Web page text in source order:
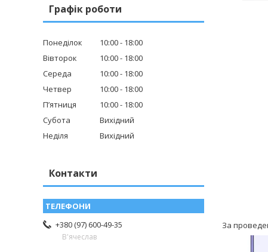
За
Графік роботи
Понеділок 10:00
18:00
Вівторок
10:00
18:00
Середа
10:00
18:00
Четвер
10:00
18:00
Пʼятниця
10:00
18:00
Субота
Вихідний
Неділя
Вихідний
Контакти
+380 (97) 600-49-35
В'ячеслав